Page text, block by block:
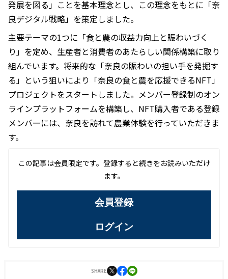
発展を図る」ことを基本理念とし、この理念をもとに「奈
良デジタル戦略」を策定しました。
主要テーマの1つに「食と農の収益力向上と賑わいづく
り」を定め、生産者と消費者のあたらしい関係構築に取り
組んでいます。将来的な「奈良の賑わいの担い手を発掘す
る」という狙いにより「奈良の食と農を応援できるNFT」
プロジェクトをスタートしました。メンバー登録制のオン
ラインプラットフォームを構築し、NFT購入者である登録
メンバーには、奈良を訪れて農業体験を行っていただきま
す。
この記事は会員限定です。登録すると続きをお読みいただけ
ます。
会員登録
ログイン
SHARE